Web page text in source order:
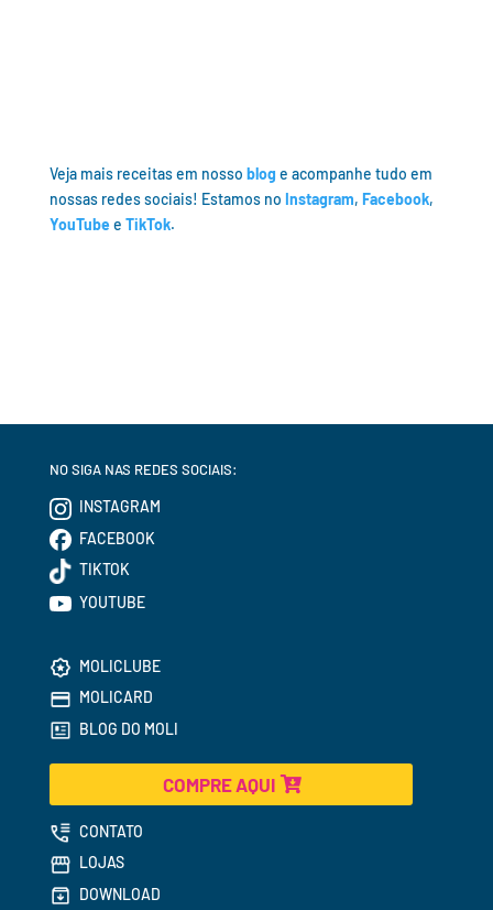
Veja mais receitas em nosso blog e acompanhe tudo em
nossas redes sociais! Estamos no Instagram, Facebook,
YouTube e TikTok.
NO SIGA NAS REDES SOCIAIS:
INSTAGRAM
FACEBOOK
TIKTOK
YOUTUBE
MOLICLUBE
MOLICARD
BLOG DO MOLI
COMPRE AQUI
CONTATO
LOJAS
DOWNLOAD